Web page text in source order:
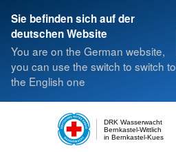
Sie befinden sich auf der
deutschen Website
You are on the German website,
you can use the switch to switch to
the English one
in Bernkastel-Kues
Bernkastel-Wittlich
DRK Wasserwacht